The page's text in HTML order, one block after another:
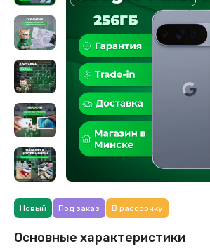
Новый Под заказ В рассрочку
Основные характеристики